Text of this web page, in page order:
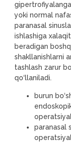
yoki normal
paranasal
ishlashiga xalaqit
beradigan
shakllanishlarni
tashlash zarur
qo‘llaniladi.
burun
paranasal